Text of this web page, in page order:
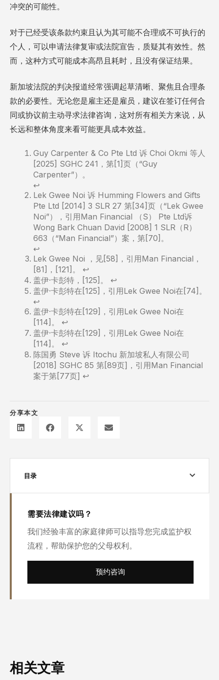
冲突的可能性。
对于已经受该条款约束且认为其可能不合理或不可执行的
个人，可以申请法律复审或法院宣告，质疑其有效性。然
而，这种方式可能成本高昂且耗时，且没有保证结果。
新加坡法院的判决报道经常强调起草清晰、聚焦且合理条
款的必要性。无论您是雇主还是雇员，建议在签订任何合
同或协议前主动寻求法律咨询，这对所有相关方来说，从
长远和整体角度来看可能更具成本效益。
Guy Carpenter & Co Pte Ltd 诉 Choi Okmi 等人
[2025] SGHC 241，第[1]页（“Guy
Carpenter”）。
↩︎
Lek Gwee Noi 诉 Humming Flowers and Gifts
Pte Ltd [2014] 3 SLR 27 第[34]页（“Lek Gwee
Noi”），引用Man Financial （S） Pte Ltd诉
Wong Bark Chuan David [2008] 1 SLR（R）
663（“Man Financial”）案，第[70]。
↩︎
Lek Gwee Noi
，见[58]，引用Man Financial，
[81]，[121]。 ↩︎
盖伊·卡彭特，[125]。 ↩︎
盖伊·卡彭特在[125]，引用Lek Gwee Noi在[74]。
↩︎
盖伊·卡彭特在[129]，引用Lek Gwee Noi在
[114]。 ↩︎
盖伊·卡彭特在[129]，引用Lek Gwee Noi在
[114]。 ↩︎
陈国勇 Steve 诉 Itochu 新加坡私人有限公司
[2018] SGHC 85 第[89页]，引用Man Financial
案于第[77页] ↩︎
分享本文
目录
需要法律建议吗？
我们经验丰富的家庭律师可以指导您完成监护权
流程，帮助保护您的父母权利。
预约咨询
相关文章